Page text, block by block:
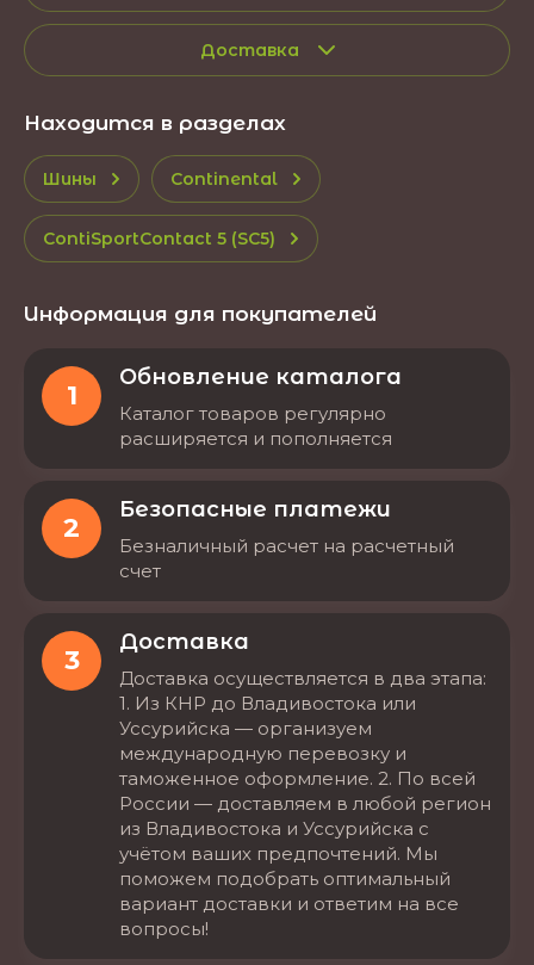
Доставка
Находится в разделах
Шины Continental
ContiSportContact 5 (SC5)
Информация для покупателей
1
Обновление каталога
Каталог товаров регулярно
расширяется и пополняется
2
Безопасные платежи
Безналичный расчет на расчетный
счет
3
Доставка
Доставка осуществляется в два этапа:
1. Из КНР до Владивостока или
Уссурийска — организуем
международную перевозку и
таможенное оформление. 2. По всей
России — доставляем в любой регион
из Владивостока и Уссурийска с
учётом ваших предпочтений. Мы
поможем подобрать оптимальный
вариант доставки и ответим на все
вопросы!